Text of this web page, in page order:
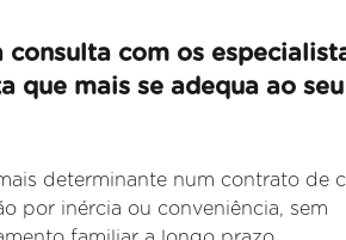
com os
que mais se adequa ao seu
determinante num contrato de
por inércia ou conveniência, sem